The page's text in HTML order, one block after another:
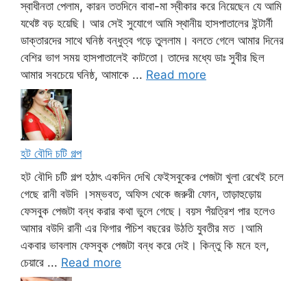
স্বাধীনতা পেলাম, কারন ততদিনে বাবা-মা স্বীকার করে নিয়েছেন যে আমি
যথেষ্ট বড় হয়েছি। আর সেই সুযোগে আমি স্থানীয় হাসপাতালের ইন্টার্নী
ডাক্তারদের সাথে ঘনিষ্ঠ বন্ধুত্ব গড়ে তুললাম। বলতে গেলে আমার দিনের
বেশির ভাগ সময় হাসপাতালেই কাটতো। তাদের মধ্যে ডাঃ সুবীর ছিল
আমার সবচেয়ে ঘনিষ্ঠ, আমাকে ... Read more
হট বৌদি চটি গল্প
হট বৌদি চটি গল্প হঠাৎ একদিন দেখি ফেইসবুকের পেজটা খুলা রেখেই চলে
গেছে রানী বউদি ।সম্ভবত, অফিস থেকে জরুরী ফোন, তাড়াহুড়োয়
ফেসবুক পেজটা বন্ধ করার কথা ভুলে গেছে। বয়স পঁয়ত্রিশ পার হলেও
আমার বউদি রানী এর ফিগার পঁচিশ বছরের উঠতি যুবতীর মত ।আমি
একবার ভাবলাম ফেসবুক পেজটা বন্ধ করে দেই। কিন্তু কি মনে হল,
চেয়ারে ... Read more